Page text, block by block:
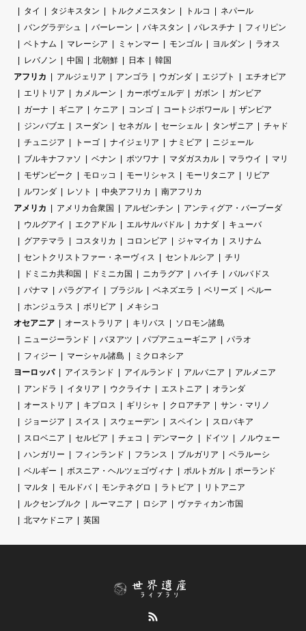
タイ
タジキスタン トルクメニスタン トルコ
ネパール
バングラデシュ
バーレーン パキスタン パレスチナ
フィリピン
ベトナム
マレーシア ミャンマー モンゴル ヨルダン
ラオス
レバノン
中国 北朝鮮 日本
韓国
アフリカ
アルジェリア アンゴラ ウガンダ エジプト
エチオピア
エリトリア
カメルーン カーボヴェルデ ガボン
ガンビア
ガーナ
ギニア ケニア コンゴ コートジボワール
ザンビア
ジンバブエ
スーダン セネガル セーシェル タンザニア
チャド
チュニジア
トーゴ ナイジェリア ナミビア
ニジェール
ブルキナファソ
ベナン ボツワナ マダガスカル マラウイ
マリ
モザンビーク
モロッコ モーリシャス モーリタニア
リビア
ルワンダ
レソト 中央アフリカ
南アフリカ
アメリカ
アメリカ合衆国 アルゼンチン
アンティグア・バーブーダ
ウルグアイ
エクアドル エルサルバドル カナダ
キューバ
グアテマラ
コスタリカ コロンビア ジャマイカ
スリナム
セントクリストファー・ネーヴィス
セントルシア
チリ
ドミニカ共和国
ドミニカ国 ニカラグア ハイチ
バルバドス
パナマ
パラグアイ ブラジル ベネズエラ ベリーズ
ペルー
ホンジュラス
ボリビア
メキシコ
オセアニア
オーストラリア キリバス
ソロモン諸島
ニュージーランド
バヌアツ パプアニューギニア
パラオ
フィジー
マーシャル諸島
ミクロネシア
ヨーロッパ
アイスランド アイルランド アルバニア
アルメニア
アンドラ
イタリア ウクライナ エストニア
オランダ
オーストリア
キプロス ギリシャ クロアチア
サン・マリノ
ジョージア
スイス スウェーデン スペイン
スロバキア
スロベニア
セルビア チェコ デンマーク ドイツ
ノルウェー
ハンガリー
フィンランド フランス ブルガリア
ベラルーシ
ベルギー
ボスニア・ヘルツェゴヴィナ ポルトガル
ポーランド
マルタ
モルドバ モンテネグロ ラトビア
リトアニア
ルクセンブルク
ルーマニア ロシア
ヴァティカン市国
北マケドニア
英国